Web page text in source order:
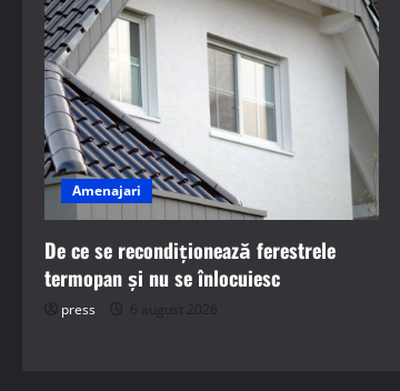
Amenajari
De ce se recondiționează ferestrele
termopan și nu se înlocuiesc
press 6 august 2026